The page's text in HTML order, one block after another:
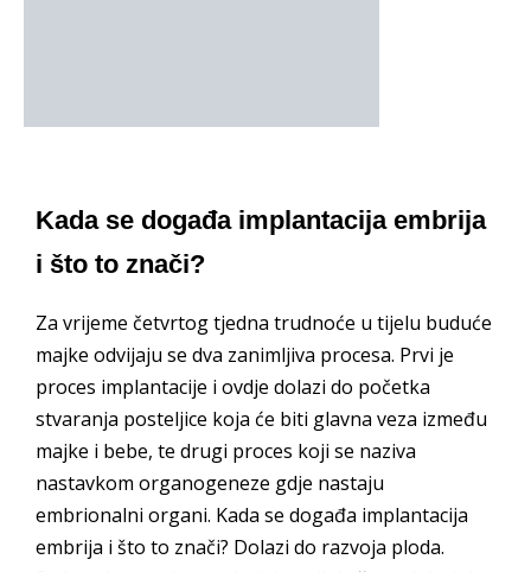
Kada se događa implantacija embrija
i što to znači?
Za vrijeme četvrtog tjedna trudnoće u tijelu buduće
majke odvijaju se dva zanimljiva procesa. Prvi je
proces implantacije i ovdje dolazi do početka
stvaranja posteljice koja će biti glavna veza između
majke i bebe, te drugi proces koji se naziva
nastavkom organogeneze gdje nastaju
embrionalni organi. Kada se događa implantacija
embrija i što to znači? Dolazi do razvoja ploda.